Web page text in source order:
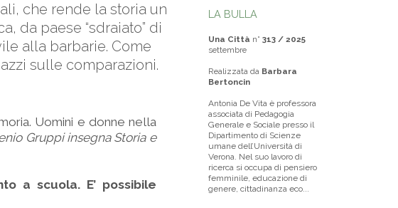
che rende la storia un
da paese “sdraiato” di
alla barbarie. Come
sulle comparazioni.
Uomini e donne nella
Gruppi insegna Storia e
a scuola. E’ possibile
LA BULLA
Una Città n° 313 / 2025
settembre
Realizzata da Barbara
Bertoncin
Antonia De Vita è professora
associata di Pedagogia
Generale e Sociale presso il
Dipartimento di Scienze
umane dell’Università di
Verona. Nel suo lavoro di
ricerca si occupa di pensiero
femminile, educazione di
genere, cittadinanza eco...